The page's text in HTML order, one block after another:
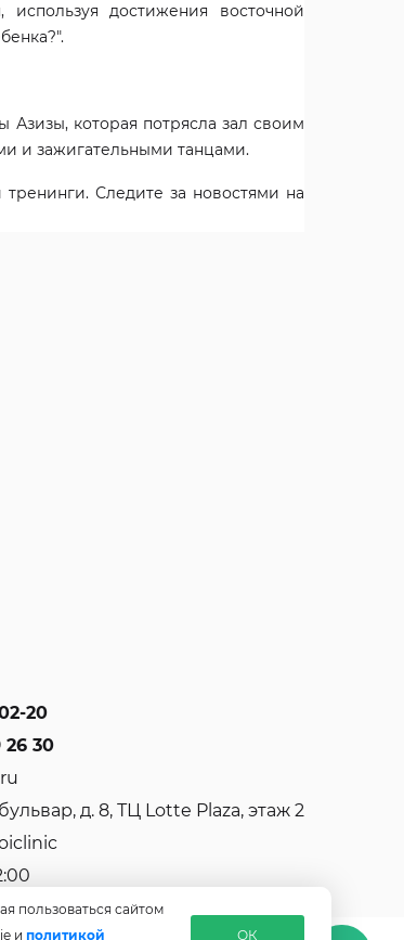
пользоваться сайтом
и политикой ОК
достижения восточной
которая потрясла зал своим
и зажигательными танцами.
Следите за новостями на
20
26 30
д. 8, ТЦ Lotte Plaza, этаж 2